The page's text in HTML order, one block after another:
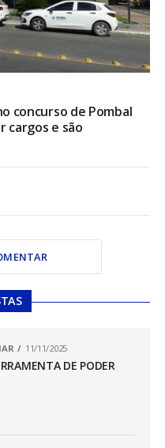
concurso de Pombal
cargos e são
11/11/2025
DE PODER